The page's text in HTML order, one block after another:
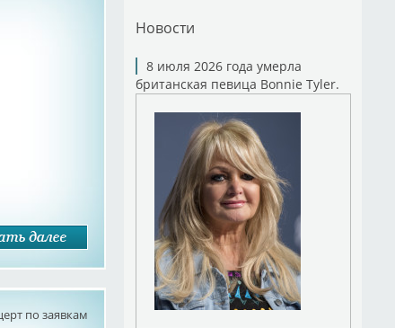
по заявкам
Новости
8 июля 2026 года умерла
британская певица Bonnie Tyler.